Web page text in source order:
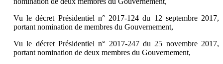
Vu le décret Présidentiel n° 2017-124 du 12 septembre 2017,
portant nomination de membres du Gouvernement,
Vu le décret Présidentiel n° 2017-247 du 25 novembre 2017,
portant nomination de deux membres du Gouvernement,